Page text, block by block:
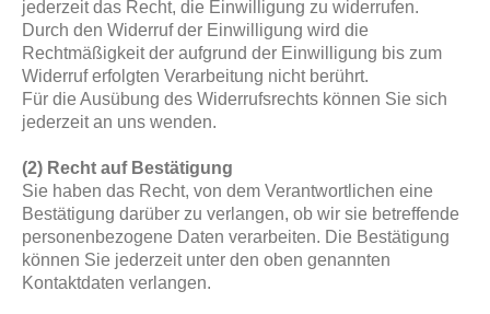
jederzeit das Recht, die Einwilligung zu widerrufen.
Durch den Widerruf der Einwilligung wird die
Rechtmäßigkeit der aufgrund der Einwilligung bis zum
Widerruf erfolgten Verarbeitung nicht berührt.
Für die Ausübung des Widerrufsrechts können Sie sich
jederzeit an uns wenden.
(2) Recht auf Bestätigung
Sie haben das Recht, von dem Verantwortlichen eine
Bestätigung darüber zu verlangen, ob wir sie betreffende
personenbezogene Daten verarbeiten. Die Bestätigung
können Sie jederzeit unter den oben genannten
Kontaktdaten verlangen.